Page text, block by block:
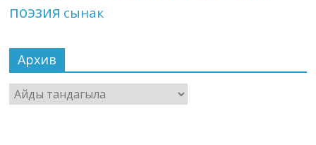
поэзия сынак
Архив
Архив